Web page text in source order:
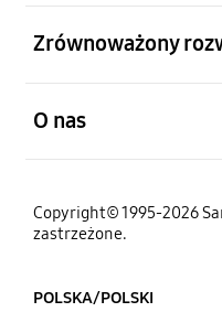
Zrównoważony
O nas
Copyright© 1995-2026
zastrzeżone.
POLSKA/POLSKI